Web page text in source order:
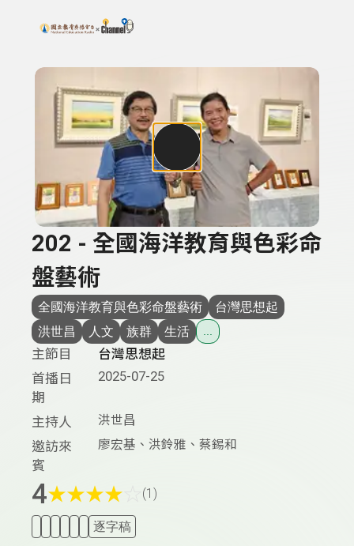
上方功能區塊
搜尋關鍵字：可輸入節目名稱、主持人或關鍵字
202 - 全國海洋教育與色彩命
盤藝術
全國海洋教育與色彩命盤藝術
台灣思想起
洪世昌
人文 族群 生活
主節目
台灣思想起
首播日
期
2025-07-25
主持人 洪世昌
邀訪來
賓
廖宏基、洪鈴雅、蔡錫和
4★★★★ (1)
逐字稿